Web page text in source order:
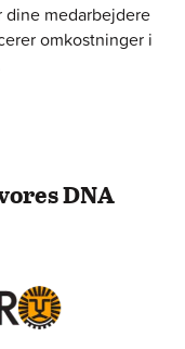
medarbejdere
omkostninger i
DNA